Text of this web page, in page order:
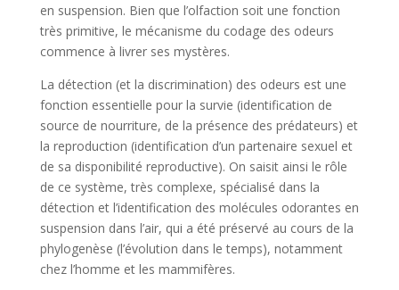
en suspension. Bien que l’olfaction soit une fonction
très primitive, le mécanisme du codage des odeurs
commence à livrer ses mystères.
La détection (et la discrimination) des odeurs est une
fonction essentielle pour la survie (identification de
source de nourriture, de la présence des prédateurs) et
la reproduction (identification d’un partenaire sexuel et
de sa disponibilité reproductive). On saisit ainsi le rôle
de ce système, très complexe, spécialisé dans la
détection et l’identification des molécules odorantes en
suspension dans l’air, qui a été préservé au cours de la
phylogenèse (l’évolution dans le temps), notamment
chez l’homme et les mammifères.